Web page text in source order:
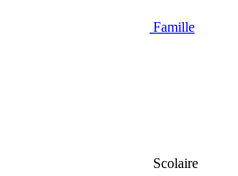
Famille
Scolaire